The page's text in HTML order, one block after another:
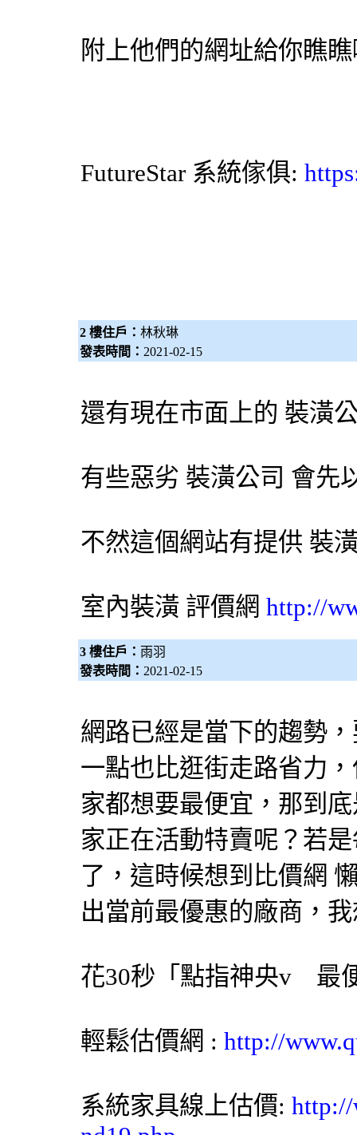
附上他們的網址給你瞧
FutureStar 系統傢俱:
2 樓住戶： 林秋琳
發表時間： 2021-02-15
還有現在市面上的 裝潢
有些惡劣 裝潢公司 會先
不然這個網站有提供 裝
室內裝潢 評價網 http://
3 樓住戶： 雨羽
發表時間： 2021-02-15
網路已經是當下的趨勢
一點也比逛街走路省力
家都想要最便宜，那到
家正在活動特賣呢？若
了，這時候想到比價網
出當前最優惠的廠商，
花30秒「點指神央v 最
輕鬆估價網 : http://
系統家具線上估價: http://